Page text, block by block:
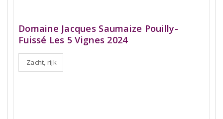
Domaine Jacques Saumaize Pouilly-
Fuissé Les 5 Vignes 2024
Zacht, rijk